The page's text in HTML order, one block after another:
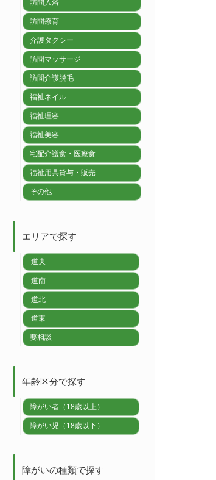
訪問入浴
訪問療育
介護タクシー
訪問マッサージ
訪問介護脱毛
福祉ネイル
福祉理容
福祉美容
宅配介護食・医療食
福祉用具貸与・販売
その他
エリアで探す
道央
道南
道北
道東
要相談
年齢区分で探す
障がい者（18歳以上）
障がい児（18歳以下）
障がいの種類で探す